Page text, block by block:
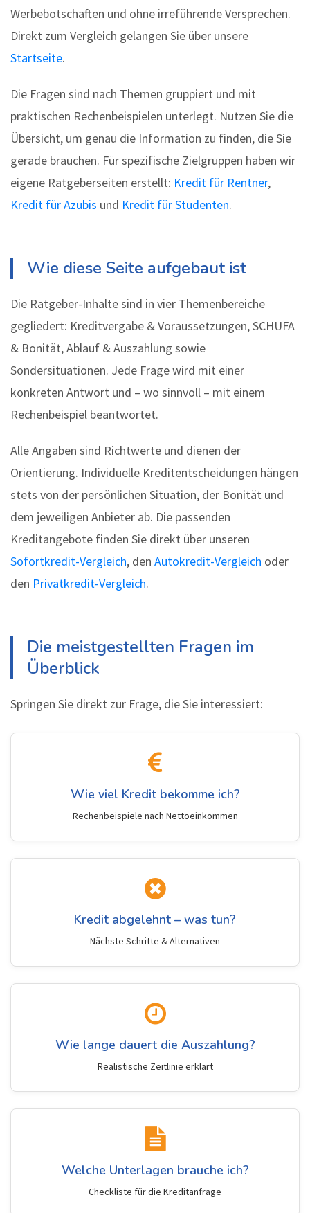
Werbebotschaften und ohne irreführende Versprechen.
Direkt zum Vergleich gelangen Sie über unsere
Startseite.
Die Fragen sind nach Themen gruppiert und mit
praktischen Rechenbeispielen unterlegt. Nutzen Sie die
Übersicht, um genau die Information zu finden, die Sie
gerade brauchen. Für spezifische Zielgruppen haben wir
eigene Ratgeberseiten erstellt: Kredit für Rentner,
Kredit für Azubis und Kredit für Studenten.
Wie diese Seite aufgebaut ist
Die Ratgeber-Inhalte sind in vier Themenbereiche
gegliedert: Kreditvergabe & Voraussetzungen, SCHUFA
& Bonität, Ablauf & Auszahlung sowie
Sondersituationen. Jede Frage wird mit einer
konkreten Antwort und – wo sinnvoll – mit einem
Rechenbeispiel beantwortet.
Alle Angaben sind Richtwerte und dienen der
Orientierung. Individuelle Kreditentscheidungen hängen
stets von der persönlichen Situation, der Bonität und
dem jeweiligen Anbieter ab. Die passenden
Kreditangebote finden Sie direkt über unseren
Sofortkredit-Vergleich, den Autokredit-Vergleich oder
den Privatkredit-Vergleich.
Die meistgestellten Fragen im
Überblick
Springen Sie direkt zur Frage, die Sie interessiert:
Wie viel Kredit bekomme ich?
Rechenbeispiele nach Nettoeinkommen
Kredit abgelehnt – was tun?
Nächste Schritte & Alternativen
Wie lange dauert die Auszahlung?
Realistische Zeitlinie erklärt
Welche Unterlagen brauche ich?
Checkliste für die Kreditanfrage